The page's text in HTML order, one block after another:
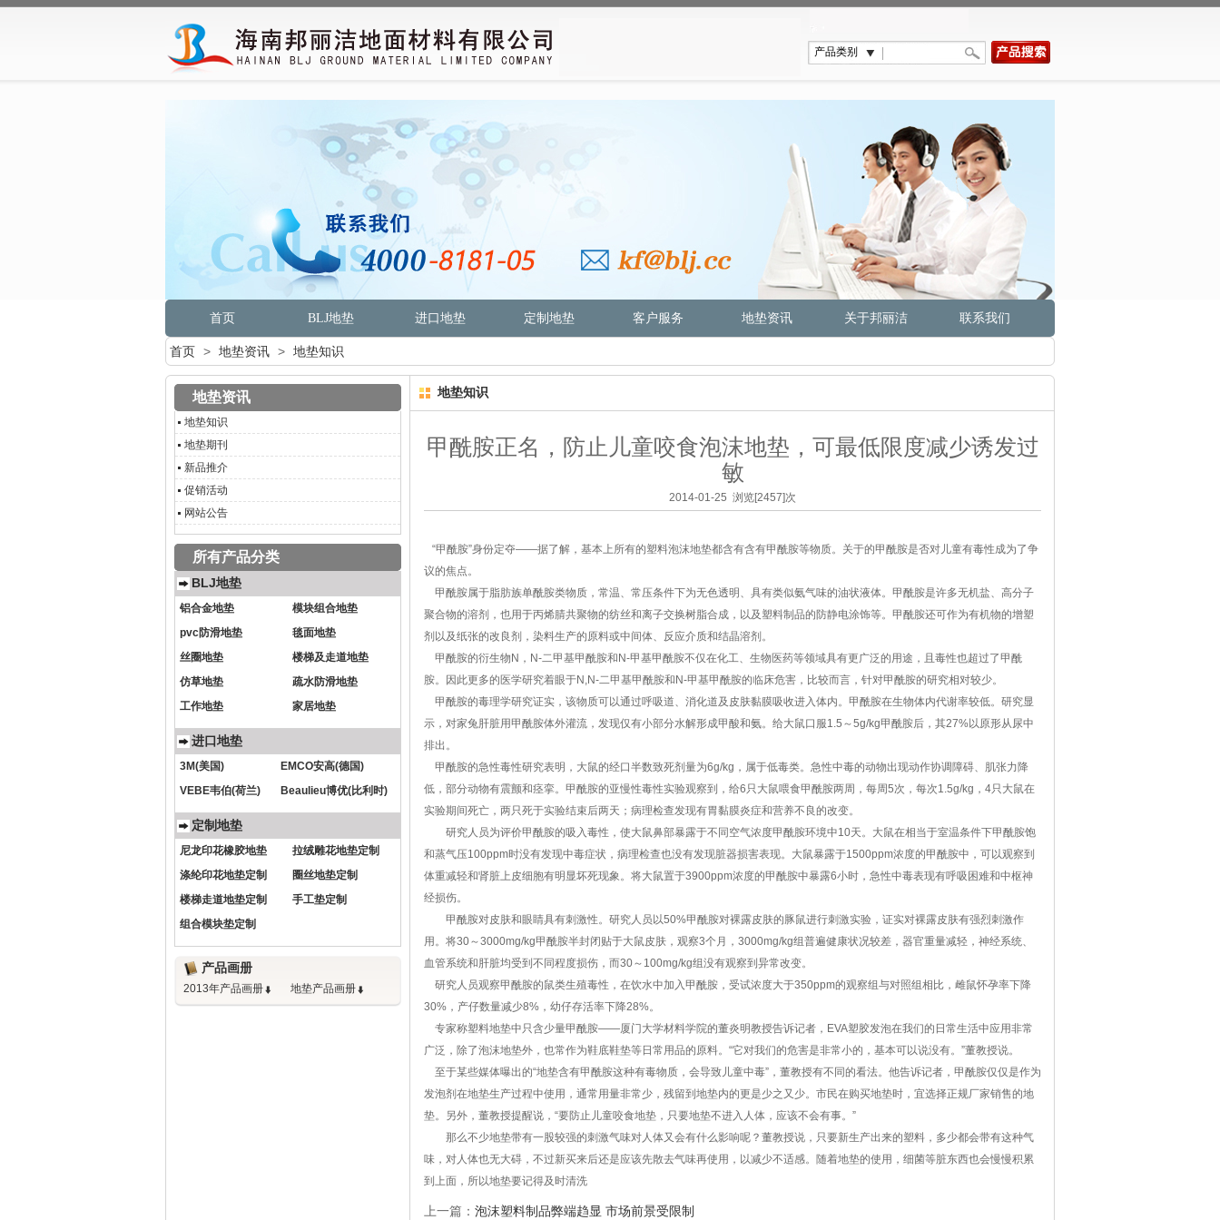
首页 BLJ地垫 进口地垫 定制地垫 客户服务 地垫资讯 关于邦丽洁 联系我们
首页 > 地垫资讯 > 地垫知识
地垫资讯
地垫知识
地垫期刊
新品推介
促销活动
网站公告
所有产品分类
BLJ地垫
铝合金地垫
模块组合地垫
pvc防滑地垫
毯面地垫
丝圈地垫
楼梯及走道地垫
仿草地垫
疏水防滑地垫
工作地垫
家居地垫
进口地垫
3M(美国)
EMCO安高(德国)
VEBE韦伯(荷兰)
Beaulieu博优(比利时)
定制地垫
尼龙印花橡胶地垫
拉绒雕花地垫定制
涤纶印花地垫定制
圈丝地垫定制
楼梯走道地垫定制
手工垫定制
组合模块垫定制
产品画册
2013年产品画册 地垫产品画册
地垫知识
甲酰胺正名，防止儿童咬食泡沫地垫，可最低限度减少诱发过
敏
2014-01-25 浏览[2457]次
“甲酰胺”身份定夺——据了解，基本上所有的塑料泡沫地垫都含有含有甲酰胺等物质。关于的甲酰胺是否对儿童有毒性成为了争
议的焦点。
甲酰胺属于脂肪族单酰胺类物质，常温、常压条件下为无色透明、具有类似氨气味的油状液体。甲酰胺是许多无机盐、高分子
聚合物的溶剂，也用于丙烯腈共聚物的纺丝和离子交换树脂合成，以及塑料制品的防静电涂饰等。甲酰胺还可作为有机物的增塑
剂以及纸张的改良剂，染料生产的原料或中间体、反应介质和结晶溶剂。
甲酰胺的衍生物N，N-二甲基甲酰胺和N-甲基甲酰胺不仅在化工、生物医药等领域具有更广泛的用途，且毒性也超过了甲酰
胺。因此更多的医学研究着眼于N,N-二甲基甲酰胺和N-甲基甲酰胺的临床危害，比较而言，针对甲酰胺的研究相对较少。
甲酰胺的毒理学研究证实，该物质可以通过呼吸道、消化道及皮肤黏膜吸收进入体内。甲酰胺在生物体内代谢率较低。研究显
示，对家兔肝脏用甲酰胺体外灌流，发现仅有小部分水解形成甲酸和氨。给大鼠口服1.5～5g/kg甲酰胺后，其27%以原形从尿中
排出。
甲酰胺的急性毒性研究表明，大鼠的经口半数致死剂量为6g/kg，属于低毒类。急性中毒的动物出现动作协调障碍、肌张力降
低，部分动物有震颤和痉挛。甲酰胺的亚慢性毒性实验观察到，给6只大鼠喂食甲酰胺两周，每周5次，每次1.5g/kg，4只大鼠在
实验期间死亡，两只死于实验结束后两天；病理检查发现有胃黏膜炎症和营养不良的改变。
研究人员为评价甲酰胺的吸入毒性，使大鼠鼻部暴露于不同空气浓度甲酰胺环境中10天。大鼠在相当于室温条件下甲酰胺饱
和蒸气压100ppm时没有发现中毒症状，病理检查也没有发现脏器损害表现。大鼠暴露于1500ppm浓度的甲酰胺中，可以观察到
体重减轻和肾脏上皮细胞有明显坏死现象。将大鼠置于3900ppm浓度的甲酰胺中暴露6小时，急性中毒表现有呼吸困难和中枢神
经损伤。
甲酰胺对皮肤和眼睛具有刺激性。研究人员以50%甲酰胺对裸露皮肤的豚鼠进行刺激实验，证实对裸露皮肤有强烈刺激作
用。将30～3000mg/kg甲酰胺半封闭贴于大鼠皮肤，观察3个月，3000mg/kg组普遍健康状况较差，器官重量减轻，神经系统、
血管系统和肝脏均受到不同程度损伤，而30～100mg/kg组没有观察到异常改变。
研究人员观察甲酰胺的鼠类生殖毒性，在饮水中加入甲酰胺，受试浓度大于350ppm的观察组与对照组相比，雌鼠怀孕率下降
30%，产仔数量减少8%，幼仔存活率下降28%。
专家称塑料地垫中只含少量甲酰胺——厦门大学材料学院的董炎明教授告诉记者，EVA塑胶发泡在我们的日常生活中应用非常
广泛，除了泡沫地垫外，也常作为鞋底鞋垫等日常用品的原料。“它对我们的危害是非常小的，基本可以说没有。”董教授说。
至于某些媒体曝出的“地垫含有甲酰胺这种有毒物质，会导致儿童中毒”，董教授有不同的看法。他告诉记者，甲酰胺仅仅是作为
发泡剂在地垫生产过程中使用，通常用量非常少，残留到地垫内的更是少之又少。市民在购买地垫时，宜选择正规厂家销售的地
垫。另外，董教授提醒说，“要防止儿童咬食地垫，只要地垫不进入人体，应该不会有事。”
那么不少地垫带有一股较强的刺激气味对人体又会有什么影响呢？董教授说，只要新生产出来的塑料，多少都会带有这种气
味，对人体也无大碍，不过新买来后还是应该先散去气味再使用，以减少不适感。随着地垫的使用，细菌等脏东西也会慢慢积累
到上面，所以地垫要记得及时清洗
上一篇： 泡沫塑料制品弊端趋显 市场前景受限制